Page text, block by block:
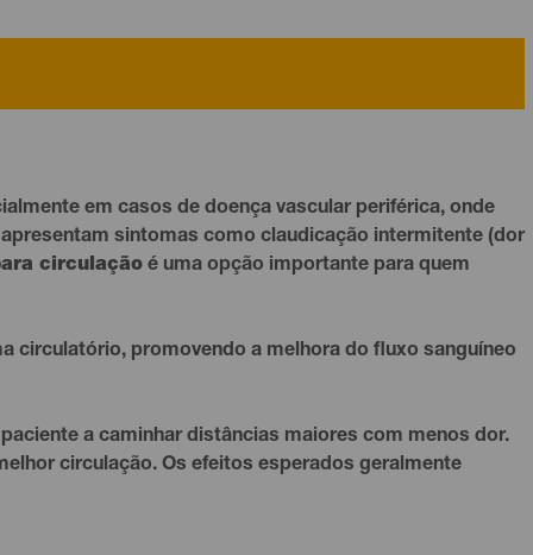
em casos de doença vascular periférica, onde
sintomas como claudicação intermitente (dor
circulação é uma opção importante para quem
circulatório, promovendo a melhora do fluxo sanguíneo
a caminhar distâncias maiores com menos dor.
circulação. Os efeitos esperados geralmente